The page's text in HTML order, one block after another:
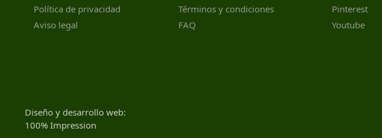
Política de privacidad
Aviso legal
Términos y condiciones
FAQ
Pinterest
Youtube
Diseño y desarrollo web:
100% Impression